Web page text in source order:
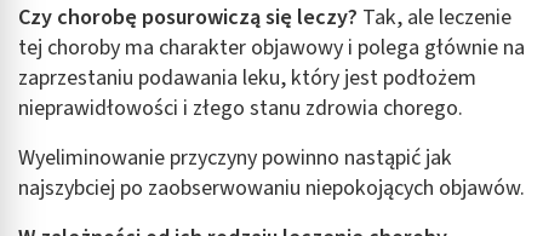
Czy chorobę posurowiczą się leczy? Tak, ale leczenie
tej choroby ma charakter objawowy i polega głównie na
zaprzestaniu podawania leku, który jest podłożem
nieprawidłowości i złego stanu zdrowia chorego.
Wyeliminowanie przyczyny powinno nastąpić jak
najszybciej po zaobserwowaniu niepokojących objawów.